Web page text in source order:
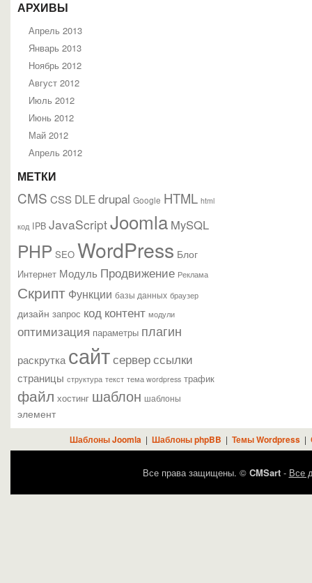
АРХИВЫ
Апрель 2013
Январь 2013
Ноябрь 2012
Август 2012
Июль 2012
Июнь 2012
Май 2012
Апрель 2012
МЕТКИ
CMS CSS DLEdrupal Google HTML html
код IPB JavaScriptJoomla MySQL
PHP SEO WordPress Блог
Интернет Модуль Продвижение Реклама
Скрипт Функции базы данных браузер
дизайн запрос код контент модули
оптимизация параметры плагин
раскрутка сайтсерверссылки
страницы структура текст тема wordpress трафик
файл хостинг шаблон шаблоны
элемент
Шаблоны Joomla | Шаблоны phpBB | Темы Wordpress|
Все права защищены. © CMSart- Все